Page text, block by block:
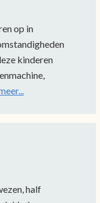
op in
kinderen
half